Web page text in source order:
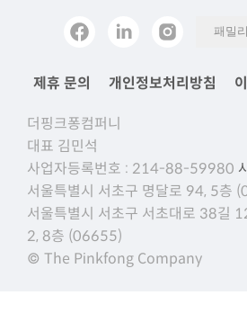
패밀
제휴 문의 개인정보처리방침
더핑크퐁컴퍼니
대표 김민석
사업자등록번호 : 214-88-59980
서울특별시 서초구 명달로 94, 5층
서울특별시 서초구 서초대로 38길
2, 8층 (06655)
© The Pinkfong Company